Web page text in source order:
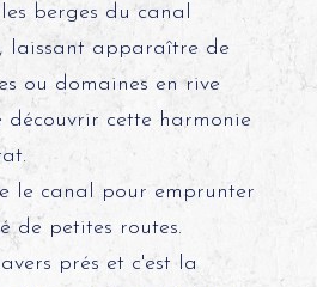
berges du canal
laissant apparaître de
ou domaines en rive
cette harmonie
le canal pour emprunter
de petites routes.
prés et c'est la